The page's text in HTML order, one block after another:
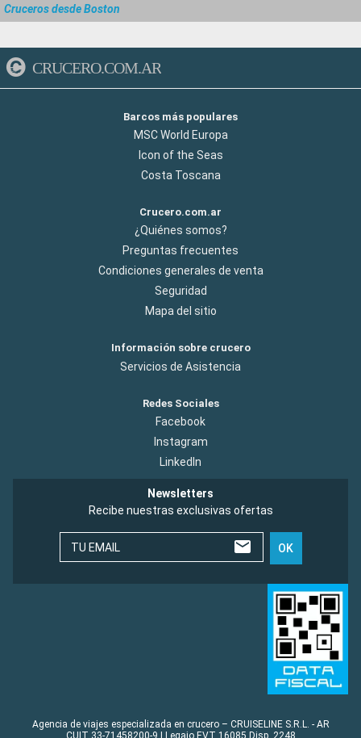
Cruceros desde Boston
CRUCERO.COM.AR
Barcos más populares
MSC World Europa
Icon of the Seas
Costa Toscana
Crucero.com.ar
¿Quiénes somos?
Preguntas frecuentes
Condiciones generales de venta
Seguridad
Mapa del sitio
Información sobre crucero
Servicios de Asistencia
Redes Sociales
Facebook
Instagram
LinkedIn
Newsletters
Recibe nuestras exclusivas ofertas
TU EMAIL OK
Agencia de viajes especializada en crucero – CRUISELINE S.R.L. - AR
CUIT 33-71458200-9 | Legajo EVT 16085 Disp. 2248